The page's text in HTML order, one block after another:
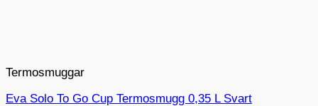
Termosmuggar
Eva Solo To Go Cup Termosmugg 0,35 L Svart